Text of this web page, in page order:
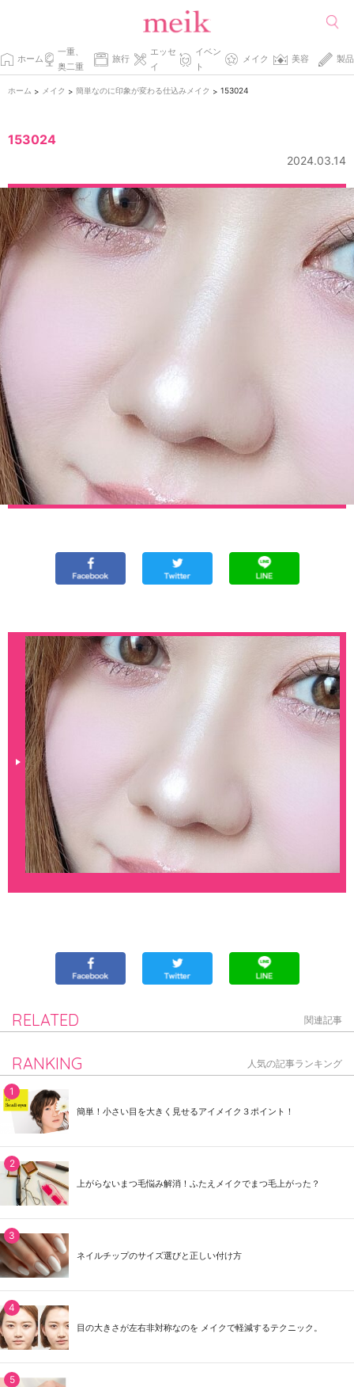
ホーム
一重、
奥二重
旅行
エッセ
イ
イベン
ト
メイク 美容 製品
ホーム > メイク > 簡単なのに印象が変わる仕込みメイク > 153024
153024
2024.03.14
RELATED 関連記事
RANKING 人気の記事ランキング
簡単！小さい目を大きく見せるアイメイク３ポイント！
上がらないまつ毛悩み解消！ふたえメイクでまつ毛上がった？
ネイルチップのサイズ選びと正しい付け方
目の大きさが左右非対称なのを メイクで軽減するテクニック。